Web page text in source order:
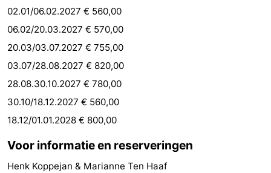
Medische
adressen
Regio
Zeeland
Schouwen-
Duiveland
-
Renesse
02.01/06.02.2027 € 560,00
06.02/20.03.2027 € 570,00
20.03/03.07.2027 € 755,00
03.07/28.08.2027 € 820,00
28.08.30.10.2027 € 780,00
30.10/18.12.2027 € 560,00
18.12/01.01.2028 € 800,00
Voor informatie en reserveringen
Henk Koppejan & Marianne Ten Haaf